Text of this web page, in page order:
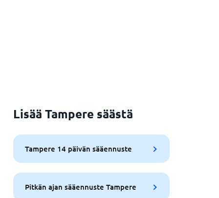
Lisää Tampere säästä
Tampere 14 päivän sääennuste
Pitkän ajan sääennuste Tampere